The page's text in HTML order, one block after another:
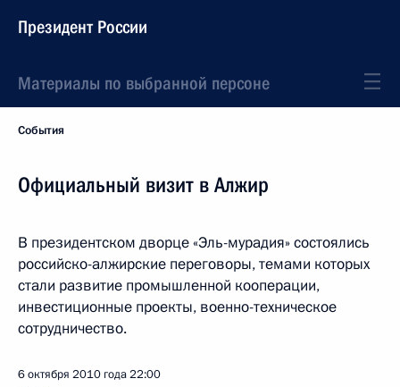
Президент России
Материалы по выбранной персоне
События
Официальный визит в Алжир
В президентском дворце «Эль-мурадия» состоялись
российско-алжирские переговоры, темами которых
стали развитие промышленной кооперации,
инвестиционные проекты, военно-техническое
сотрудничество.
6 октября 2010 года22:00